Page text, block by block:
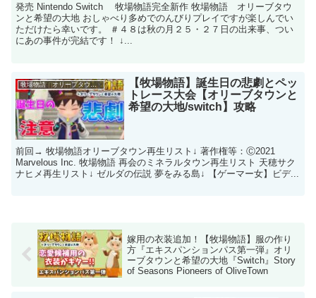
発売 Nintendo Switch 牧場物語完全新作 牧場物語 オリーブタウ
ンと希望の大地 おしゃべり多めでのんびりプレイですが楽しんでい
ただけたら幸いです。 ＃４８は秋の月２５・２７日の出来事、つい
にあの事件が完結です！ ↓...
牧場物語 オリーブタウンと希望の大地
【牧場物語】誕生日の悲劇とペッ
トレース大会【オリーブタウンと
希望の大地/switch】攻略
前回→ 牧場物語オリーブタウン再生リスト↓ 著作権等：Ⓒ2021
Marvelous Inc. 牧場物語 再会のミネラルタウン再生リスト 天穂サク
ナヒメ再生リスト↓ ゼルダの伝説 夢をみる島↓ 【ゲーマー女】ビデ...
嫁用の衣装追加！【牧場物語】服の作り
方『エキスパンションパス第一弾』オリ
ーブタウンと希望の大地『Switch』Story
of Seasons Pioneers of OliveTown